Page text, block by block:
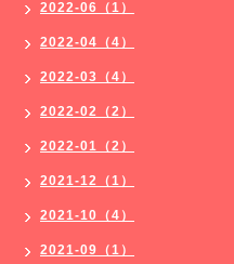
2022-06（1）
2022-04（4）
2022-03（4）
2022-02（2）
2022-01（2）
2021-12（1）
2021-10（4）
2021-09（1）